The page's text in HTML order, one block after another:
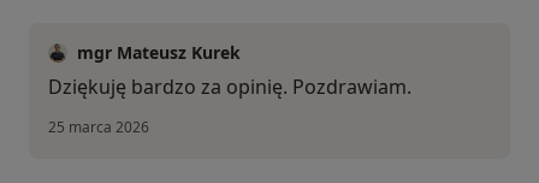
mgr Mateusz Kurek
Dziękuję bardzo za opinię. Pozdrawiam.
25 marca 2026